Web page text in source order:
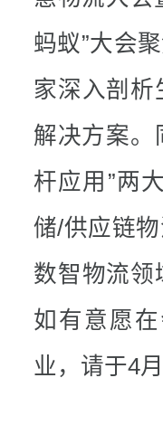
蚂蚁”大会
家深入剖
解决方案。
杆应用”两
储/供应链
数智物流领
如有意愿
业，请于4